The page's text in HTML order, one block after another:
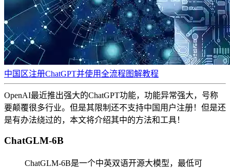
中国区注册ChatGPT并使用全流程图解教程
OpenAI最近推出强大的ChatGPT功能，功能异常强大，号称
要颠覆很多行业。但是其限制还不支持中国用户注册！但是还
是有办法绕过的，本文将介绍其中的方法和工具！
ChatGLM-6B
ChatGLM-6B是一个中英双语开源大模型，最低可